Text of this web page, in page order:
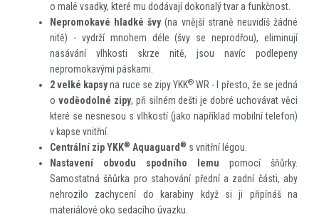
o malé vsadky, které mu dodávají dokonalý tvar a funkčnost.
Nepromokavé hladké švy(na vnější straně neuvidíš žádné
nitě) - vydrží mnohem déle (švy se neprodřou), eliminují
nasávání vlhkosti skrze nitě, jsou navíc podlepeny
nepromokavými páskami.
2 velké kapsyna ruce se zipy YKK® WR - I přesto, že se jedná
o voděodolné zipy, při silném dešti je dobré uchovávat věci
které se nesnesou s vlhkostí (jako například mobilní telefon)
v kapse vnitřní.
Centrální zip YKK® Aquaguard ® s vnitřní légou.
Nastavení obvodu spodního lemu pomocí šňůrky.
Samostatná šňůrka pro stahování přední a zadní části, aby
nehrozilo zachycení do karabiny když si ji připínáš na
materiálové oko sedacího úvazku.